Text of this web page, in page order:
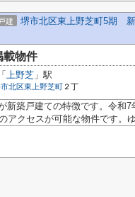
建 堺市北区東上野芝町5期 新
載物件
「 上野芝 」駅
北区東上野芝町 ２丁
新築戸建ての特徴です。令和
アクセスが可能な物件です。